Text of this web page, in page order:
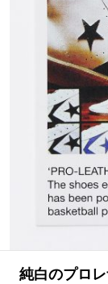
#GH 銘品の
#Commune
#ととけん
#SPORTS
純白のプロ